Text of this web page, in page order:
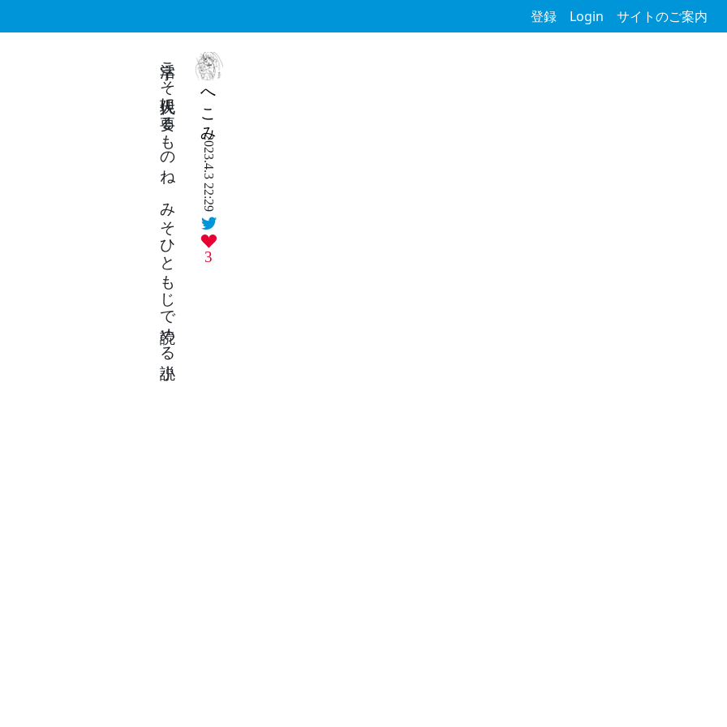
登録 Login サイトのご案内
へこみ
2023.4.3 22:29
3
活字こそ現代人に要るものね みそひともじで読める小説